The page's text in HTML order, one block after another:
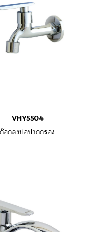
VHY5504
ก๊อกลงบ่อปากกรอง